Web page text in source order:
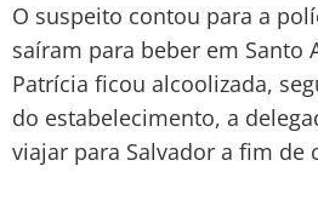
O suspeito contou para a
saíram para beber em Santo
Patrícia ficou alcoolizada,
do estabelecimento, a
viajar para Salvador a fim de